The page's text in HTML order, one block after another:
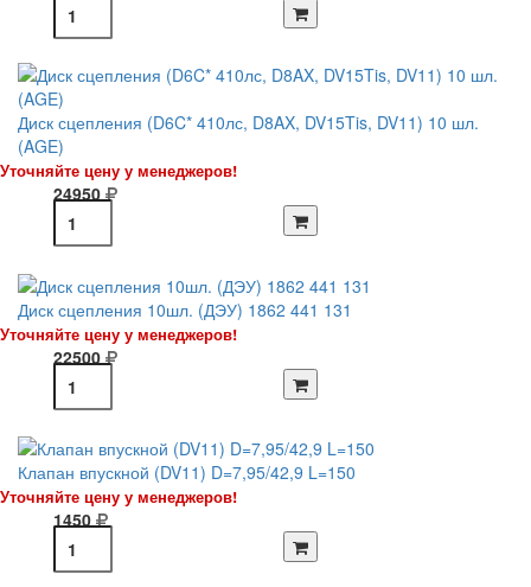
Диск сцепления (D6C* 410лс, D8AX, DV15Tis, DV11) 10 шл.
(AGE)
Уточняйте цену у менеджеров!
24950
Диск сцепления 10шл. (ДЭУ) 1862 441 131
Уточняйте цену у менеджеров!
22500
Клапан впускной (DV11) D=7,95/42,9 L=150
Уточняйте цену у менеджеров!
1450